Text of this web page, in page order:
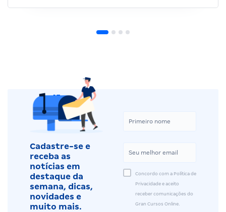
Cadastre-se e
receba as
notícias em
destaque da
semana, dicas,
novidades e
muito mais.
Concordo com a Política de
Privacidade e aceito
receber comunicações do
Gran Cursos Online.